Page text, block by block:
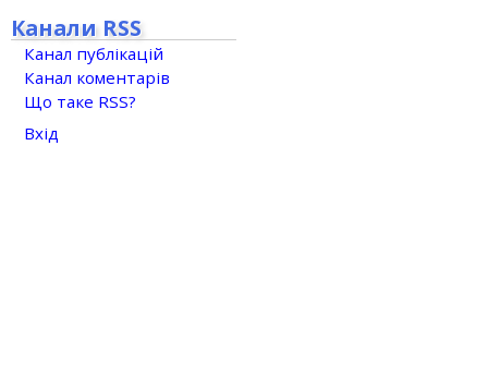
Канали RSS
Канал публікацій
Канал коментарів
Що таке RSS?
Вхід